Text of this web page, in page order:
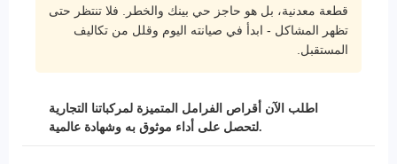
قطعة معدنية، بل هو حاجز حي بينك والخطر. فلا تنتظر حتى
تظهر المشاكل - ابدأ في صيانته اليوم وقلل من تكاليف
المستقبل.
اطلب الآن أقراص الفرامل المتميزة لمركباتنا التجارية
لتحصل على أداء موثوق به وشهادة عالمية.